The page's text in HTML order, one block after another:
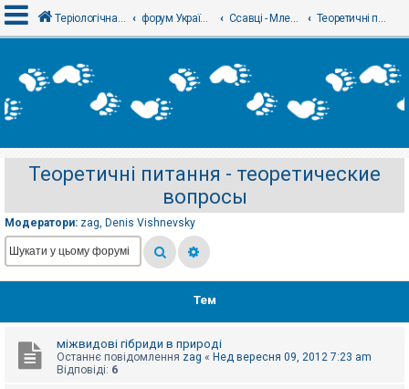
х
і
с
р
а
ц
і
Т
м
Теріологічна школа форум Українського теріологічного товариства Ссавці - Млекопитающие Теоретичні питання - теоретические вопросы
Теоретичні питання - теоретические
вопросы
Модератори: zag, Denis Vishnevsky
Тем
міжвидові гібриди в природі
Останнє повідомлення zag « Нед вересня 09, 2012 7:23 am
Відповіді: 6